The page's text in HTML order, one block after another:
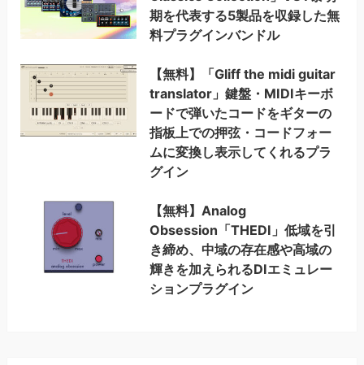
期を代表する5製品を収録した無
料プラグインバンドル
【無料】「Gliff the midi guitar
translator」鍵盤・MIDIキーボ
ードで弾いたコードをギターの
指板上での押弦・コードフォー
ムに変換し表示してくれるプラ
グイン
【無料】Analog
Obsession「THEDI」低域を引
き締め、中域の存在感や高域の
輝きを加えられるDIエミュレー
ションプラグイン